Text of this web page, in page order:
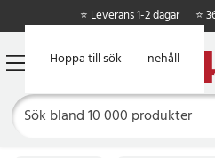
Hoppa till huvudinnehåll
Hoppa till sök
⭐ Leverans 1-2 dagar ⭐